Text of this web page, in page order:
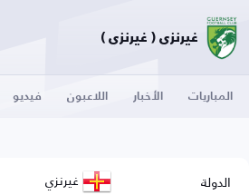
غيرنزي ( غيرنزي )
المباريات الأخبار اللاعبون فيديو
الدولة غيرنزي